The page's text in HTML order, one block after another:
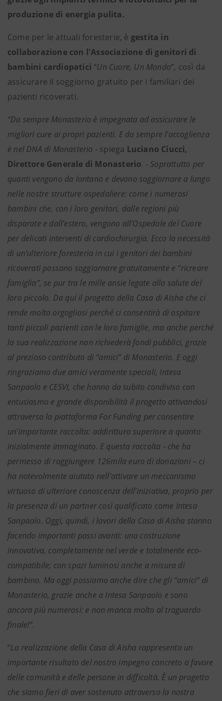
produzione di energia pulita.
Come per le attuali foresterie, è gestita in
collaborazione con l'Associazione di genitori di
bambini cardiopatici “Un Cuore, Un Mondo”, così da
assicurare il soggiorno gratuito per i familiari dei
pazienti ricoverati.
“Da sempre Monasterio è impegnata ad assicurare le
migliori cure ai propri pazienti. E da sempre l’accoglienza
è nel DNA di Monasterio - spiega Luciano Ciucci,
Direttore Generale di Monasterio. - Soprattutto per
quanti vengono da lontano e devono soggiornare a lungo
nelle nostre strutture ospedaliere: come i numerosi
bambini che, con i loro genitori, dalle regioni più
disparate e dall’estero, vengono all’Ospedale del Cuore
per delicati interventi di cardiochirurgia. Ecco la necessità
di un'ulteriore foresteria in cui i genitori dei bambini
ricoverati possano soggiornare gratuitamente e “ricreare
famiglia”, se pur tra le mille ansie legate alla salute del
loro piccolo. Da qui il progetto della Casa di Aisha che ci
rende molto orgogliosi perché ci consentirà di ospitare
tanti piccoli pazienti con le loro famiglie, ma anche perché
la sua realizzazione non richiederà fondi pubblici, grazie
al prezioso contributo di “amici” di Monasterio. E oggi
ringraziamo due amici veramente speciali, Intesa
Sanpaolo e CESVI, che hanno da subito condiviso con
entusiasmo e grande disponibilità il progetto attivandosi
attraverso la piattaforma For Funding per consentire
un’importante raccolta: addirittura superiore a quanto
inizialmente immaginato. E questa raccolta - che ha
permesso di raggiungere 126mila euro di donazioni – ci
ha notevolmente aiutato nell’attivare un meccanismo
virtuoso di ulteriore conoscenza dell’iniziativa, proprio per
la presenza di un partner così qualificato come Intesa
Sanpaolo. Oggi, quindi, i lavori della Casa di Aisha stanno
facendo importanti passi avanti: una costruzione
innovativa, completamente nel verde e totalmente eco-
compatibile; con spazi luminosi anche a misura di
bambino. Ma oggi possiamo anche dire che gli “amici” di
Monasterio, grazie anche a Intesa Sanpaolo e sono
ancora più numerosi: e non manca molto al traguardo
finale!”.
“La realizzazione della Casa di Aisha rappresenta un
importante risultato del nostro impegno concreto a favore
delle comunità e delle persone in difficoltà. È un progetto
che siamo fieri di aver sostenuto attraverso la nostra